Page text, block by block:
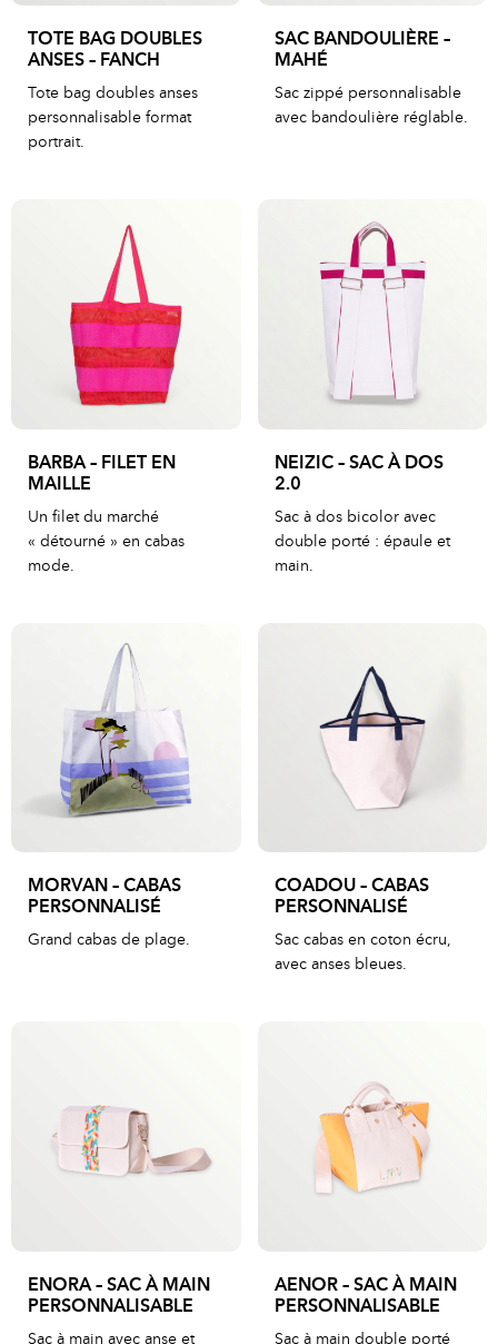
TOTE BAG DOUBLES
ANSES – FANCH
Tote bag doubles anses
personnalisable format
portrait.
SAC BANDOULIÈRE –
MAHÉ
Sac zippé personnalisable
avec bandoulière réglable.
BARBA – FILET EN
MAILLE
Un filet du marché
« détourné » en cabas
mode.
NEIZIC – SAC À DOS
2.0
Sac à dos bicolor avec
double porté : épaule et
main.
MORVAN – CABAS
PERSONNALISÉ
Grand cabas de plage.
COADOU – CABAS
PERSONNALISÉ
Sac cabas en coton écru,
avec anses bleues.
ENORA – SAC À MAIN
PERSONNALISABLE
Sac à main avec anse et
AENOR – SAC À MAIN
PERSONNALISABLE
Sac à main double porté